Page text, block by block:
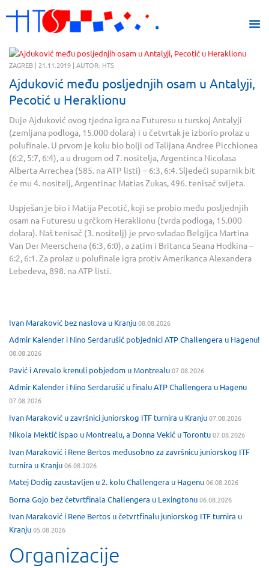
ZAGREB | 21.11.2019 | AUTOR: HTS
Ajduković među posljednjih osam u Antalyji,
Pecotić u Heraklionu
Duje Ajduković ovog tjedna igra na Futuresu u turskoj Antalyji
(zemljana podloga, 15.000 dolara) i u četvrtak je izborio prolaz u
polufinale. U prvom je kolu bio bolji od Talijana Andree Picchionea
(6:2, 5:7, 6:4), a u drugom od 7. nositelja, Argentinca Nicolasa
Alberta Arrechea (585. na ATP listi) – 6:3, 6:4. Sljedeći suparnik bit
će mu 4. nositelj, Argentinac Matias Zukas, 496. tenisač svijeta.
Uspješan je bio i Matija Pecotić, koji se probio među posljednjih
osam na Futuresu u grčkom Heraklionu (tvrda podloga, 15.000
dolara). Naš tenisač (3. nositelj) je prvo svladao Belgijca Martina
Van Der Meerschena (6:3, 6:0), a zatim i Britanca Seana Hodkina –
6:2, 6:1. Za prolaz u polufinale igra protiv Amerikanca Alexandera
Lebedeva, 898. na ATP listi.
Ivan Maraković bez naslova u Kranju08.08.2026
Admir Kalender i Nino Serdarušić pobjednici ATP Challengera u Hagenu!
08.08.2026
Pavić i Arevalo krenuli pobjedom u Montrealu07.08.2026
Admir Kalender i Nino Serdarušić u finalu ATP Challengera u Hagenu
07.08.2026
Ivan Maraković u završnici juniorskog ITF turnira u Kranju07.08.2026
Nikola Mektić ispao u Montrealu, a Donna Vekić u Torontu07.08.2026
Ivan Maraković i Rene Bertos međusobno za završnicu juniorskog ITF
turnira u Kranju06.08.2026
Matej Dodig zaustavljen u 2. kolu Challengera u Hagenu06.08.2026
Borna Gojo bez četvrtfinala Challengera u Lexingtonu06.08.2026
Ivan Maraković i Rene Bertos u četvrtfinalu juniorskog ITF turnira u
Kranju05.08.2026
Organizacije